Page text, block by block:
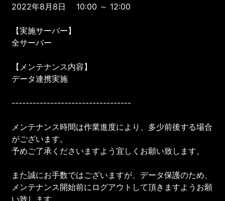
2022年8月8日 10:00 ～ 12:00
【実施サーバー】
全サーバー
【メンテナンス内容】
データ連携実施
----------------------------------
メンテナンス時間は作業進度により、多少前後する場合
がございます。
予めご了承くださいますよう宜しくお願い致します。
また誠にお手数ではございますが、データ保護のため、
メンテナンス開始前にログアウトして頂きますようお願
い致します。